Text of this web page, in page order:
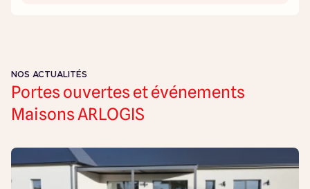
NOS ACTUALITÉS
Portes ouvertes et événements
Maisons ARLOGIS